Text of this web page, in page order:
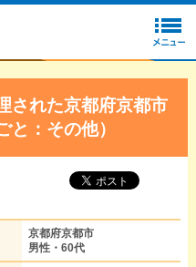
された京都府京都市
：その他）
京都府京都市
男性・60代